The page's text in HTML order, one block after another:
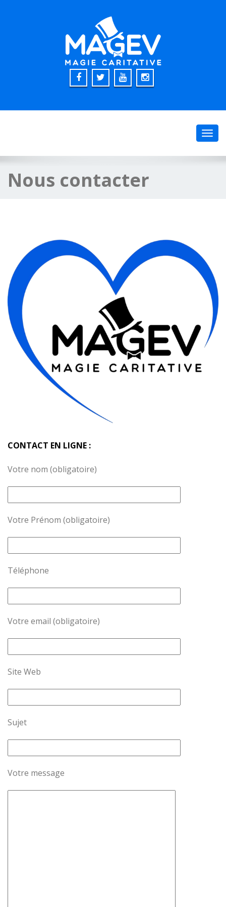
Nous contacter
CONTACT EN LIGNE :
Votre nom (obligatoire)
Votre Prénom (obligatoire)
Téléphone
Votre email (obligatoire)
Site Web
Sujet
Votre message